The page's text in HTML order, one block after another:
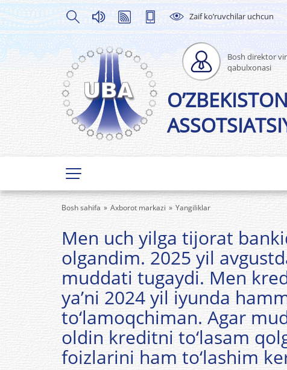
Zaif ko’ruvchilar uchcun
Bosh direktor
qabulxonasi
Bosh sahifa Axborot markazi Yangiliklar
Men uch yilga tijorat
olgandim. 2025 yil
muddati tugaydi. Men
yaʼni 2024 yil iyunda
to‘lamoqchiman. Agar
oldin kreditni to‘lasam
foizlarini ham to‘lashim